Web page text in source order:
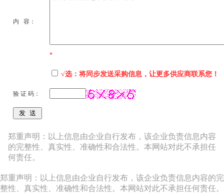
内 容：
*
√选：将同步发送采购信息，让更多供应商联系您！
验 证 码：
郑重声明：以上信息由企业自行发布，该企业负责信息内容
的完整性、真实性、准确性和合法性。本网站对此不承担任
何责任。
郑重声明：以上信息由企业自行发布，该企业负责信息内容的完
整性、真实性、准确性和合法性。本网站对此不承担任何责任。